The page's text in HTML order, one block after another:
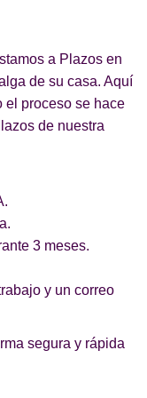
a Plazos en
de su casa. Aquí
el proceso se hace
de nuestra
3 meses.
y un correo
segura y rápida